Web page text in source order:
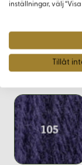
inställningar, välj
Tillåt